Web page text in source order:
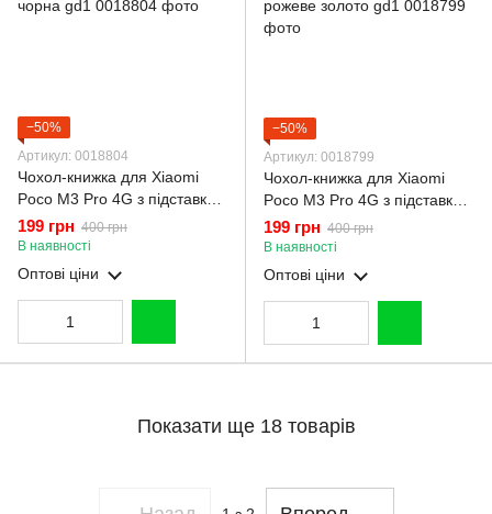
−50%
Артикул: 0018804
Чохол-книжка для Xiaomi
Poco M3 Pro 4G з підставкою
на сяомі поко м3 про 4г
чорна gd1
199 грн 400 грн
В наявності
Оптові ціни
−50%
Артикул: 0018799
Чохол-книжка для Xiaomi
Poco M3 Pro 4G з підставкою
на сяомі поко м3 про 4г
рожеве золото gd1
199 грн 400 грн
В наявності
Оптові ціни
Показати ще 18 товарів